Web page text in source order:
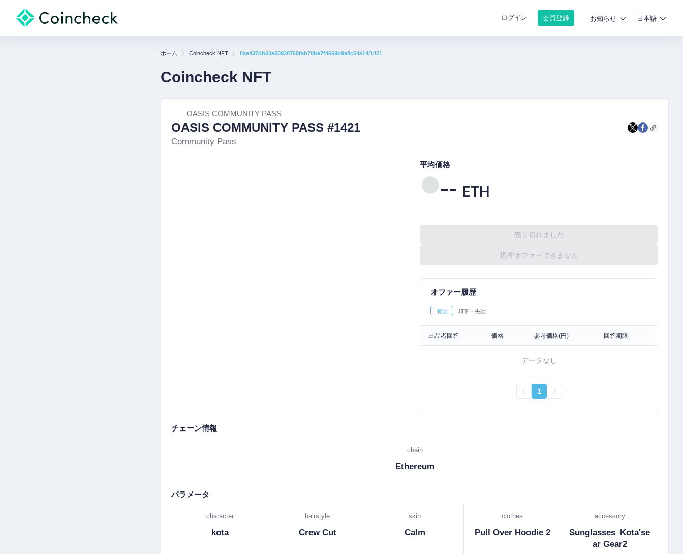
ログイン 会員登録 お知らせ 日本語
ホーム Coincheck NFT 0xe437db60a50920769fab70ba7f4669b9a8c54a14/1421
Coincheck NFT
OASIS COMMUNITY PASS
OASIS COMMUNITY PASS #1421
Community Pass
平均価格
-- ETH
売り切れました
現在オファーできません
オファー履歴
有効 却下・失効
出品者回答 価格 参考価格(円) 回答期限
データなし
1
チェーン情報
chain
Ethereum
パラメータ
character
kota
hairstyle
Crew Cut
skin
Calm
clothes
Pull Over Hoodie 2
accessory
Sunglasses_Kota'se
ar Gear2